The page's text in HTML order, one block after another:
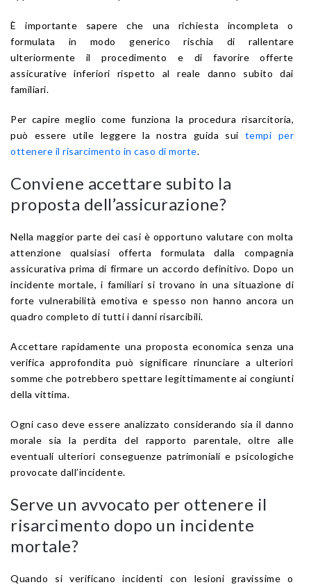
È importante sapere che una richiesta incompleta o
formulata in modo generico rischia di rallentare
ulteriormente il procedimento e di favorire offerte
assicurative inferiori rispetto al reale danno subito dai
familiari.
Per capire meglio come funziona la procedura risarcitoria,
può essere utile leggere la nostra guida sui tempi per
ottenere il risarcimento in caso di morte.
Conviene accettare subito la
proposta dell’assicurazione?
Nella maggior parte dei casi è opportuno valutare con molta
attenzione qualsiasi offerta formulata dalla compagnia
assicurativa prima di firmare un accordo definitivo. Dopo un
incidente mortale, i familiari si trovano in una situazione di
forte vulnerabilità emotiva e spesso non hanno ancora un
quadro completo di tutti i danni risarcibili.
Accettare rapidamente una proposta economica senza una
verifica approfondita può significare rinunciare a ulteriori
somme che potrebbero spettare legittimamente ai congiunti
della vittima.
Ogni caso deve essere analizzato considerando sia il danno
morale sia la perdita del rapporto parentale, oltre alle
eventuali ulteriori conseguenze patrimoniali e psicologiche
provocate dall’incidente.
Serve un avvocato per ottenere il
risarcimento dopo un incidente
mortale?
Quando si verificano incidenti con lesioni gravissime o